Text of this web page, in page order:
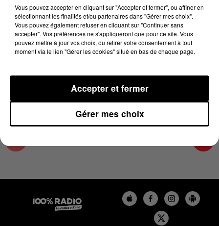
14 mai 2024 - 4 min 11 sec
LES INFOS DU LOT DU 14/05/2024 À 08H29
14/05/2024
Vous pouvez accepter en cliquant sur "Accepter et fermer", ou affiner en
sélectionnant les finalités et/ou partenaires dans "Gérer mes choix".
Vous pouvez également refuser en cliquant sur "Continuer sans
accepter". Vos préférences ne s'appliqueront que pour ce site. Vous
pouvez mettre à jour vos choix, ou retirer votre consentement à tout
moment via le lien "Gérer les cookies" situé en bas de chaque page.
Gérer mes choix
Accepter et fermer